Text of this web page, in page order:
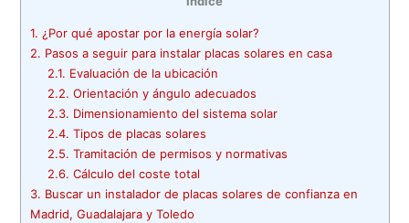
1. ¿Por qué apostar por la energía solar?
2. Pasos a seguir para instalar placas solares en casa
2.1. Evaluación de la ubicación
2.2. Orientación y ángulo adecuados
2.3. Dimensionamiento del sistema solar
2.4. Tipos de placas solares
2.5. Tramitación de permisos y normativas
2.6. Cálculo del coste total
3. Buscar un instalador de placas solares de confianza en
Madrid, Guadalajara y Toledo